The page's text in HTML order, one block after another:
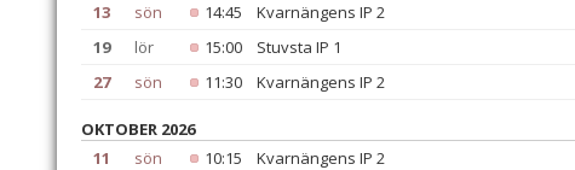
13
sön 14:45 Kvarnängens IP 2
19
lör 15:00 Stuvsta IP 1
27
sön 11:30 Kvarnängens IP 2
OKTOBER 2026
11
sön 10:15 Kvarnängens IP 2